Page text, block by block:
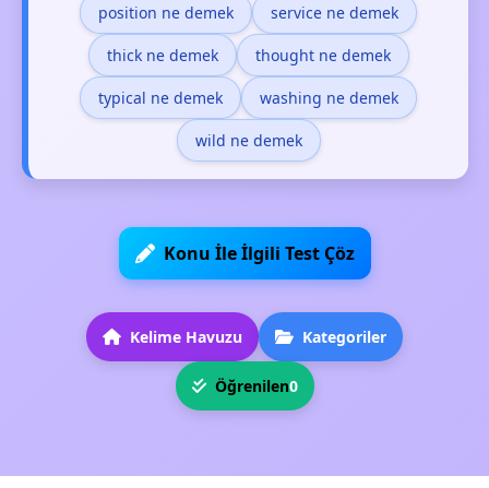
position ne demek service ne demek
thick ne demek thought ne demek
typical ne demek washing ne demek
wild ne demek
Konu İle İlgili Test Çöz
Kelime Havuzu Kategoriler
Öğrenilen0